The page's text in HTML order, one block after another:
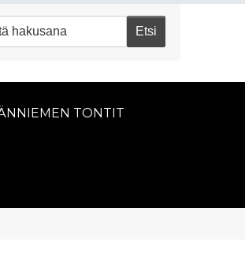
TONTIT